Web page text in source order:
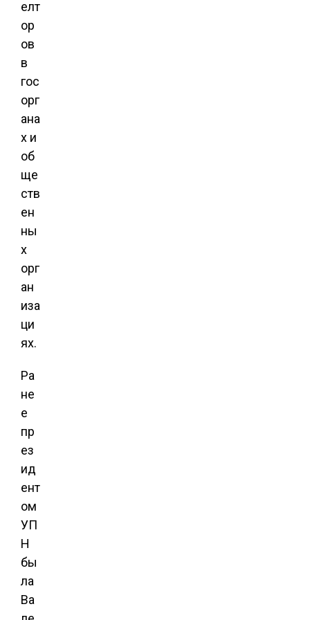
елт
ор
ов
в
гос
орг
ана
х и
об
ще
ств
ен
ны
х
орг
ан
иза
ци
ях.
Ра
не
е
пр
ез
ид
ент
ом
УП
Н
бы
ла
Ва